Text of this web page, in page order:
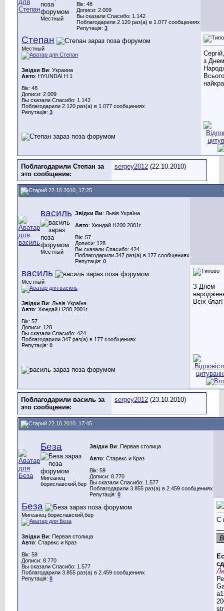
Местный
Вік: 48
Дописи: 2.009
Вы сказали Спасибо: 1.142
Поблагодарили 2.120 раз(а) в 1.077 сообщениях
Репутація: 3
Степан
Местный
Звідки Ви: Украина
Авто: HYUNDAI H 1
Вік: 48
Дописи: 2.009
Вы сказали Спасибо: 1.142
Поблагодарили 2.120 раз(а) в 1.077 сообщениях
Репутація: 3
з Днем
Поблагодарили Степан за
это сообщение:
sergey2012 (22.10.2010)
22.10.2010, 17:25
василь
Местный
Звідки Ви: Львів Україна
Авто: Хюндай Н200 2001г.
Вік: 57
Дописи: 128
Вы сказали Спасибо: 424
Поблагодарили 347 раз(а) в 177 сообщениях
Репутація: 0
василь
Местный
Звідки Ви: Львів Україна
Авто: Хюндай Н200 2001г.
Вік: 57
Дописи: 128
Вы сказали Спасибо: 424
Поблагодарили 347 раз(а) в 177 сообщениях
Репутація: 0
З Днем
Всіх благ!
Поблагодарили василь за
это сообщение:
sergey2012 (23.10.2010)
22.10.2010, 17:45
Беза
Мигеанец
бориславский,бер
Звідки Ви: Первая столица
Авто: Старекс и Краз
Вік: 59
Дописи: 8.770
Вы сказали Спасибо: 1.577
Поблагодарили 3.855 раз(а) в 2.459 сообщениях
Репутація: 0
Беза
Мигеанец бориславский,бер
Звідки Ви: Первая столица
Авто: Старекс и Краз
Вік: 59
Дописи: 8.770
Вы сказали Спасибо: 1.577
Поблагодарили 3.855 раз(а) в 2.459 сообщениях
Репутація: 0
С